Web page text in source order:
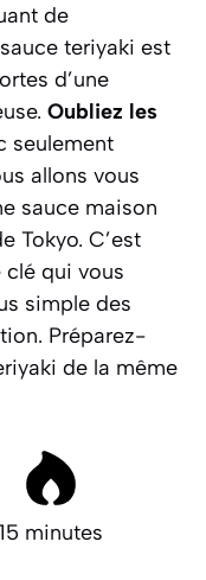
de
teriyaki est
d’une
Oubliez les
seulement
allons vous
sauce maison
Tokyo. C’est
clé qui vous
simple des
Préparez-
de la même
15 minutes